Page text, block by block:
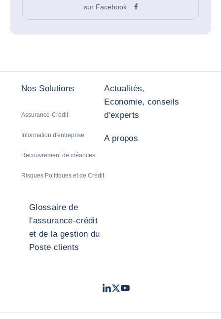
sur Facebook
Nos Solutions
Assurance-Crédit
Information d'entreprise
Recouvrement de créances
Risques Politiques et de Crédit
Actualités,
Economie, conseils
d'experts
A propos
Glossaire de
l'assurance-crédit
et de la gestion du
Poste clients
LinkedIn
TwitterYoutube